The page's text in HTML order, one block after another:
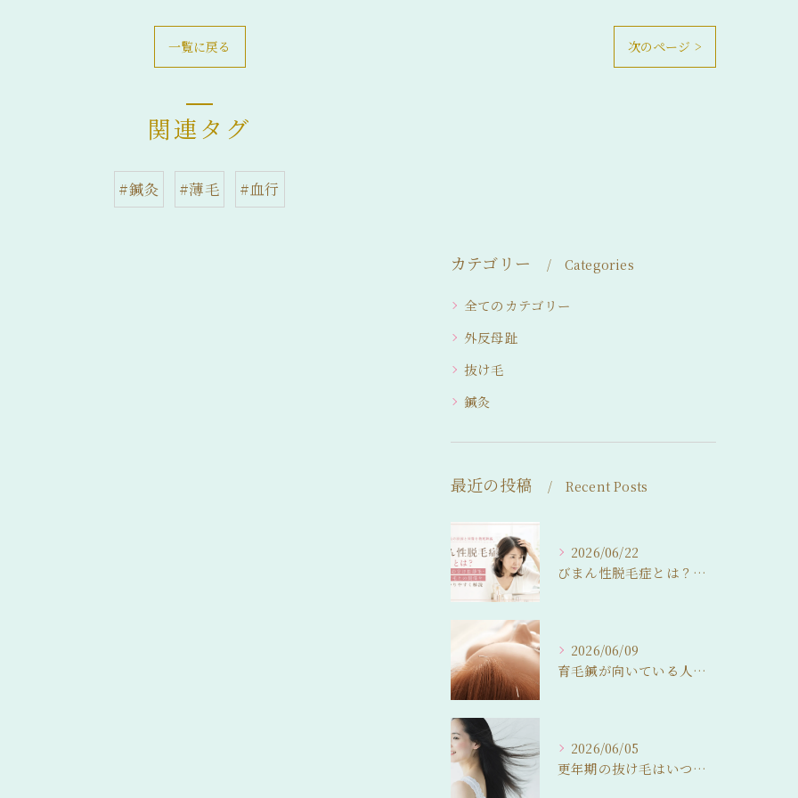
一覧に戻る 次のページ >
関連タグ
#鍼灸 #薄毛 #血行
カテゴリー Categories
全てのカテゴリー
外反母趾
抜け毛
鍼灸
最近の投稿 Recent Posts
2026/06/22
びまん性脱毛症とは？女性の分け目薄毛・抜け毛との関係をわかりやすく解説
2026/06/09
育毛鍼が向いている人・向いていない人。 来院前に知っておいてほしいこと
2026/06/05
更年期の抜け毛はいつまで続く？ 自然に整えるという選択